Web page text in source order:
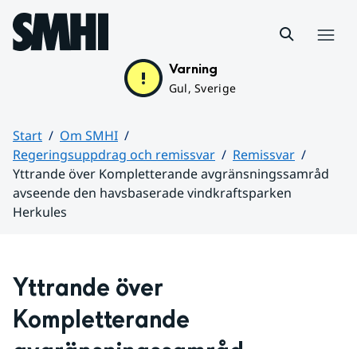
Hoppa till sidans innehåll
Varning
Gul, Sverige
Start
Om SMHI
Regeringsuppdrag och remissvar
Remissvar
Yttrande över Kompletterande avgränsningssamråd
avseende den havsbaserade vindkraftsparken
Herkules
Yttrande över
Kompletterande